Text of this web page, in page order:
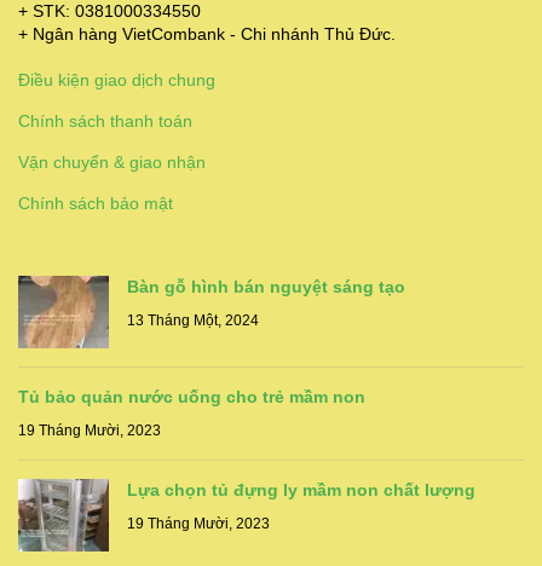
+ STK: 0381000334550
+ Ngân hàng VietCombank - Chi nhánh Thủ Đức.
Điều kiện giao dịch chung
Chính sách thanh toán
Vận chuyển & giao nhận
Chính sách bảo mật
Bàn gỗ hình bán nguyệt sáng tạo
13 Tháng Một, 2024
Tủ bảo quản nước uống cho trẻ mầm non
19 Tháng Mười, 2023
Lựa chọn tủ đựng ly mầm non chất lượng
19 Tháng Mười, 2023